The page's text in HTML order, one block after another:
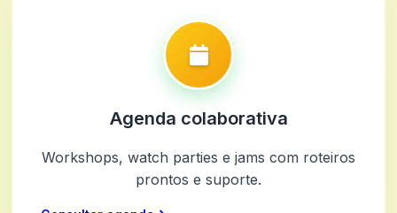
Agenda colaborativa
Workshops, watch parties e jams com roteiros
prontos e suporte.